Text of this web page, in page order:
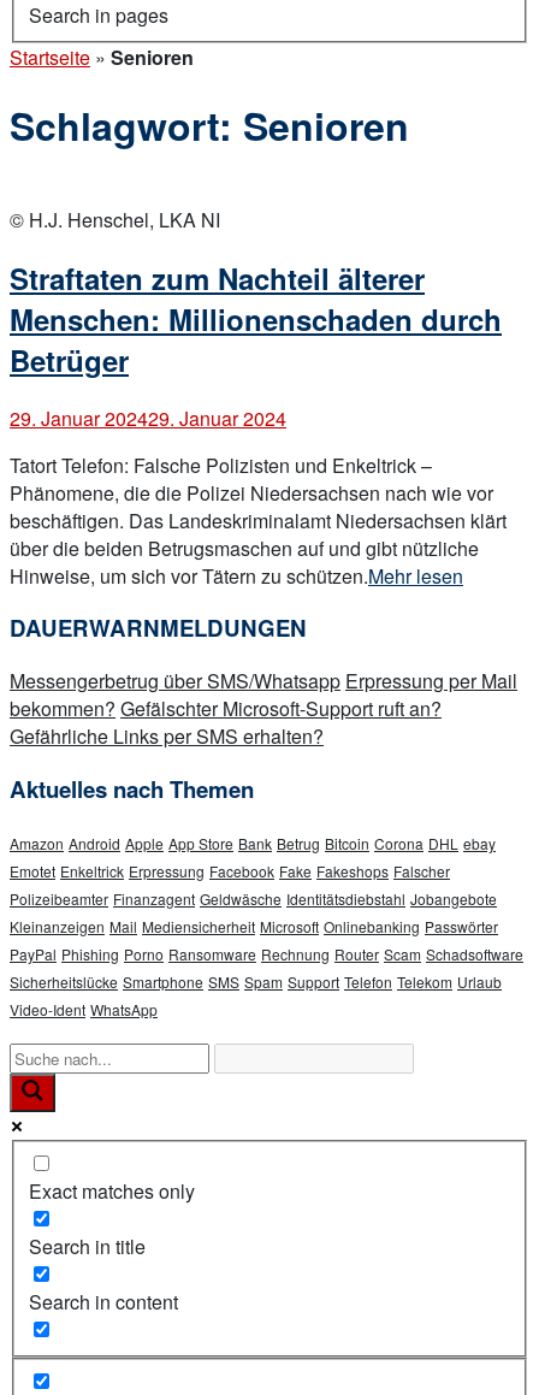
Search in pages
Startseite » Senioren
Schlagwort: Senioren
post
© H.J. Henschel, LKA NI
Straftaten zum Nachteil älterer
Menschen: Millionenschaden durch
Betrüger
29. Januar 202429. Januar 2024
Tatort Telefon: Falsche Polizisten und Enkeltrick –
Phänomene, die die Polizei Niedersachsen nach wie vor
beschäftigen. Das Landeskriminalamt Niedersachsen klärt
über die beiden Betrugsmaschen auf und gibt nützliche
Hinweise, um sich vor Tätern zu schützen.„Straftaten
Menschen:
Millionenschaden
Mehr lesen
DAUERWARNMELDUNGEN
Messengerbetrug über SMS/Whatsapp Erpressung per Mail
bekommen? Gefälschter Microsoft-Support ruft an?
Gefährliche Links per SMS erhalten?
Aktuelles nach Themen
Amazon Android Apple App Store Bank Betrug Bitcoin Corona DHL ebay
Emotet Enkeltrick Erpressung Facebook Fake Fakeshops Falscher
Polizeibeamter Finanzagent Geldwäsche Identitätsdiebstahl Jobangebote
Kleinanzeigen Mail Mediensicherheit Microsoft Onlinebanking Passwörter
PayPal Phishing Porno Ransomware Rechnung Router Scam Schadsoftware
Sicherheitslücke Smartphone SMS Spam Support Telefon Telekom Urlaub
Video-Ident WhatsApp
Exact matches only
Search in title
Search in content